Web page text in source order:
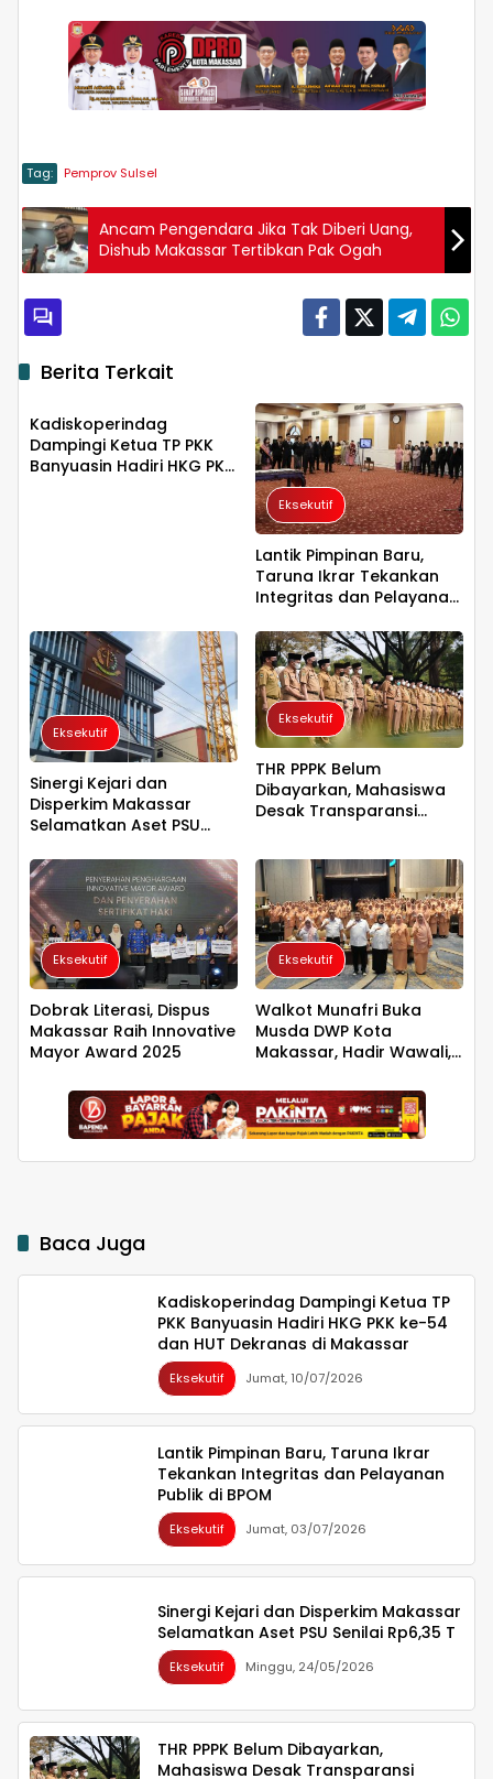
Tag: Pemprov Sulsel
Ancam Pengendara Jika Tak Diberi Uang,
Dishub Makassar Tertibkan Pak Ogah
Berita Terkait
Eksekutif
Kadiskoperindag
Dampingi Ketua TP PKK
Banyuasin Hadiri HKG PKK
Eksekutif
Lantik Pimpinan Baru,
Taruna Ikrar Tekankan
Integritas dan Pelayanan
Eksekutif
Sinergi Kejari dan
Disperkim Makassar
Selamatkan Aset PSU
Eksekutif
THR PPPK Belum
Dibayarkan, Mahasiswa
Desak Transparansi
Eksekutif
Dobrak Literasi, Dispus
Makassar Raih Innovative
Mayor Award 2025
Eksekutif
Walkot Munafri Buka
Musda DWP Kota
Makassar, Hadir Wawali,
DPPPA
Baca Juga
Kadiskoperindag Dampingi Ketua TP
PKK Banyuasin Hadiri HKG PKK ke-54
dan HUT Dekranas di Makassar
Eksekutif Jumat, 10/07/2026
Lantik Pimpinan Baru, Taruna Ikrar
Tekankan Integritas dan Pelayanan
Publik di BPOM
Eksekutif Jumat, 03/07/2026
Sinergi Kejari dan Disperkim Makassar
Selamatkan Aset PSU Senilai Rp6,35 T
Eksekutif Minggu, 24/05/2026
THR PPPK Belum Dibayarkan,
Mahasiswa Desak Transparansi